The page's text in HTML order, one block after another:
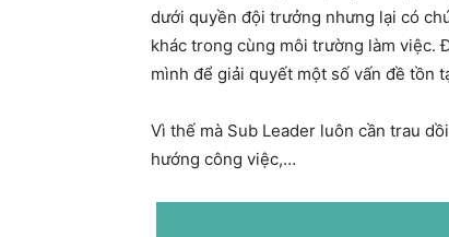
dưới quyền đội trưởng nhưng lại có
khác trong cùng môi trường làm việc.
mình để giải quyết một số vấn đề tồn
Vì thế mà Sub Leader luôn cần trau
hướng công việc,…